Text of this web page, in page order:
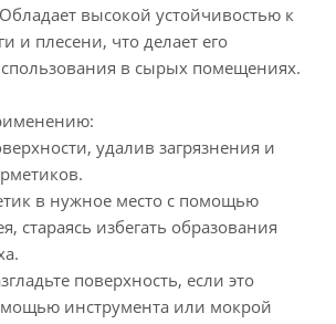
высокой устойчивостью к
и плесени, что делает его
в сырых помещениях.
удалив загрязнения и
в нужное место с помощью
стараясь избегать образования
поверхность, если это
инструмента или мокрой